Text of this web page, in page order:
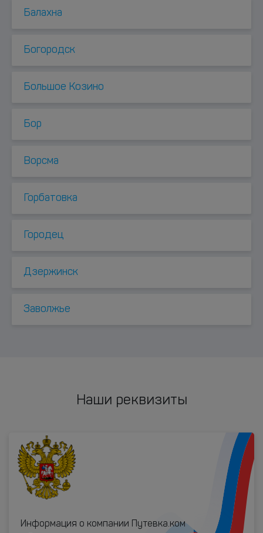
Балахна
Богородск
Большое Козино
Бор
Ворсма
Горбатовка
Городец
Дзержинск
Заволжье
Наши реквизиты
Информация о компании Путевка.ком